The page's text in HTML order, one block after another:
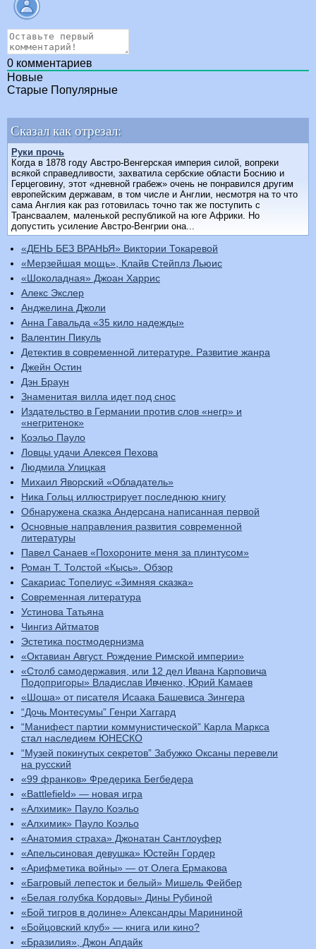
0 комментариев
Новые
Старые Популярные
Сказал как отрезал:
Руки прочь
Когда в 1878 году Австро-Венгерская империя силой, вопреки
всякой справедливости, захватила сербские области Боснию и
Герцеговину, этот «дневной грабеж» очень не понравился другим
европейским державам, в том числе и Англии, несмотря на то что
сама Англия как раз готовилась точно так же поступить с
Трансваалем, маленькой республикой на юге Африки. Но
допустить усиление Австро-Венгрии она...
«ДЕНЬ БЕЗ ВРАНЬЯ» Виктории Токаревой
«Мерзейшая мощь», Клайв Стейплз Льюис
«Шоколадная» Джоан Харрис
Алекс Экслер
Анджелина Джоли
Анна Гавальда «35 кило надежды»
Валентин Пикуль
Детектив в современной литературе. Развитие жанра
Джейн Остин
Дэн Браун
Знаменитая вилла идет под снос
Издательство в Германии против слов «негр» и
«негритенок»
Коэльо Пауло
Ловцы удачи Алексея Пехова
Людмила Улицкая
Михаил Яворский «Обладатель»
Ника Гольц иллюстрирует последнюю книгу
Обнаружена сказка Андерсана написанная первой
Основные направления развития современной
литературы
Павел Санаев «Похороните меня за плинтусом»
Роман Т. Толстой «Кысь». Обзор
Сакариас Топелиус «Зимняя сказка»
Современная литература
Устинова Татьяна
Чингиз Айтматов
Эстетика постмодернизма
«Октавиан Август. Рождение Римской империи»
«Столб самодержавия, или 12 дел Ивана Карповича
Подопригоры» Владислав Ивченко, Юрий Камаев
«Шоша» от писателя Исаака Башевиса Зингера
“Дочь Монтесумы” Генри Хаггард
“Манифест партии коммунистической” Карла Маркса
стал наследием ЮНЕСКО
“Музей покинутых секретов” Забужко Оксаны перевели
на русский
«99 франков» Фредерика Бегбедера
«Battlefield» — новая игра
«Алхимик» Пауло Коэльо
«Алхимик» Пауло Коэльо
«Анатомия страха» Джонатан Сантлоуфер
«Апельсиновая девушка» Юстейн Гордер
«Арифметика войны» — от Олега Ермакова
«Багровый лепесток и белый» Мишель Фейбер
«Белая голубка Кордовы» Дины Рубиной
«Бой тигров в долине» Александры Марининой
«Бойцовский клуб» — книга или кино?
«Бразилия», Джон Апдайк